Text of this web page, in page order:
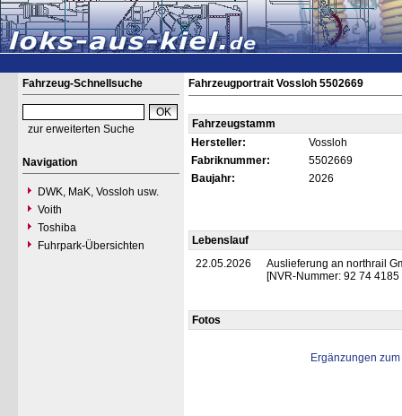
Fahrzeug-Schnellsuche
zur erweiterten Suche
Navigation
DWK, MaK, Vossloh usw.
Voith
Toshiba
Fuhrpark-Übersichten
Fahrzeugportrait Vossloh 5502669
Fahrzeugstamm
Hersteller:
Vossloh
Fabriknummer:
5502669
Baujahr:
2026
Lebenslauf
22.05.2026
Auslieferung an northrail
[NVR-Nummer: 92 74
Fotos
Ergänzungen